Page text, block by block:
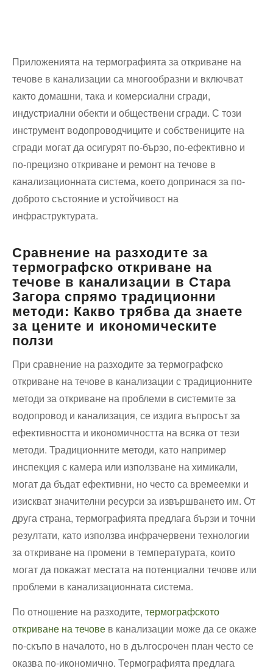
Приложенията на термографията за откриване на
течове в канализации са многообразни и включват
както домашни, така и комерсиални сгради,
индустриални обекти и обществени сгради. С този
инструмент водопроводчиците и собствениците на
сгради могат да осигурят по-бързо, по-ефективно и
по-прецизно откриване и ремонт на течове в
канализационната система, което допринася за по-
доброто състояние и устойчивост на
инфраструктурата.
Сравнение на разходите за
термографско откриване на
течове в канализации в Стара
Загора спрямо традиционни
методи: Какво трябва да знаете
за цените и икономическите
ползи
При сравнение на разходите за термографско
откриване на течове в канализации с традиционните
методи за откриване на проблеми в системите за
водопровод и канализация, се издига въпросът за
ефективността и икономичността на всяка от тези
методи. Традиционните методи, като например
инспекция с камера или използване на химикали,
могат да бъдат ефективни, но често са времеемки и
изискват значителни ресурси за извършването им. От
друга страна, термографията предлага бързи и точни
резултати, като използва инфрачервени технологии
за откриване на промени в температурата, които
могат да покажат местата на потенциални течове или
проблеми в канализационната система.
По отношение на разходите, термографското
откриване на течове в канализации може да се окаже
по-скъпо в началото, но в дългосрочен план често се
оказва по-икономично. Термографията предлага